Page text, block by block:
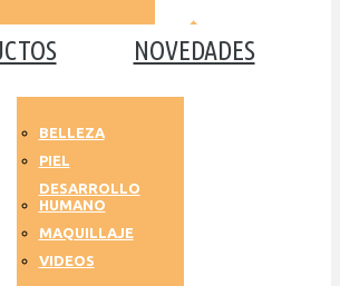
NOVEDADES
BELLEZA
PIEL
DESARROLLO
HUMANO
MAQUILLAJE
VIDEOS